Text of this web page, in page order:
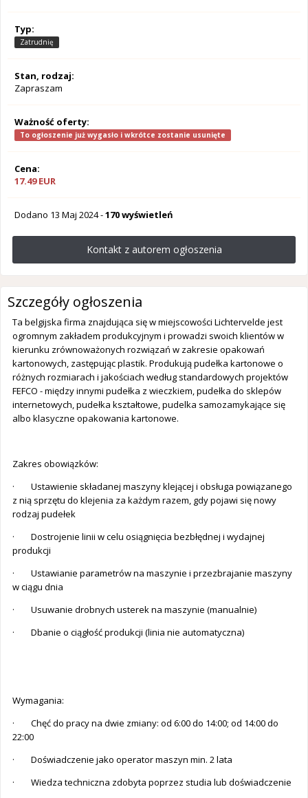
Typ:
Zatrudnię
Stan, rodzaj:
Zapraszam
Ważność oferty:
To ogłoszenie już wygasło i wkrótce zostanie usunięte
Cena:
17.49 EUR
Dodano 13 Maj 2024-170 wyświetleń
Kontakt z autorem ogłoszenia
Szczegóły ogłoszenia
Ta belgijska firma znajdująca się w miejscowości Lichtervelde jest
ogromnym zakładem produkcyjnym i prowadzi swoich klientów w
kierunku zrównoważonych rozwiązań w zakresie opakowań
kartonowych, zastępując plastik. Produkują pudełka kartonowe o
różnych rozmiarach i jakościach według standardowych projektów
FEFCO - między innymi pudełka z wieczkiem, pudełka do sklepów
internetowych, pudełka kształtowe, pudelka samozamykające się
albo klasyczne opakowania kartonowe.
Zakres obowiązków:
· Ustawienie składanej maszyny klejącej i obsługa powiązanego
z nią sprzętu do klejenia za każdym razem, gdy pojawi się nowy
rodzaj pudełek
· Dostrojenie linii w celu osiągnięcia bezbłędnej i wydajnej
produkcji
· Ustawianie parametrów na maszynie i przezbrajanie maszyny
w ciągu dnia
· Usuwanie drobnych usterek na maszynie (manualnie)
· Dbanie o ciągłość produkcji (linia nie automatyczna)
Wymagania:
· Chęć do pracy na dwie zmiany: od 6:00 do 14:00; od 14:00 do
22:00
· Doświadczenie jako operator maszyn min. 2 lata
· Wiedza techniczna zdobyta poprzez studia lub doświadczenie